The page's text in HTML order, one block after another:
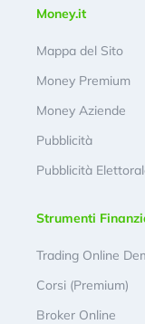
Money.it
Mappa del Sito
Money Premium
Money Aziende
Pubblicità
Pubblicità
Strumenti
Trading Online
Corsi (Premium)
Broker Online